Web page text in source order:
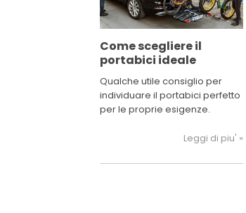
Come scegliere il
portabici ideale
Qualche utile consiglio per
individuare il portabici perfetto
per le proprie esigenze.
Leggi di piu' »